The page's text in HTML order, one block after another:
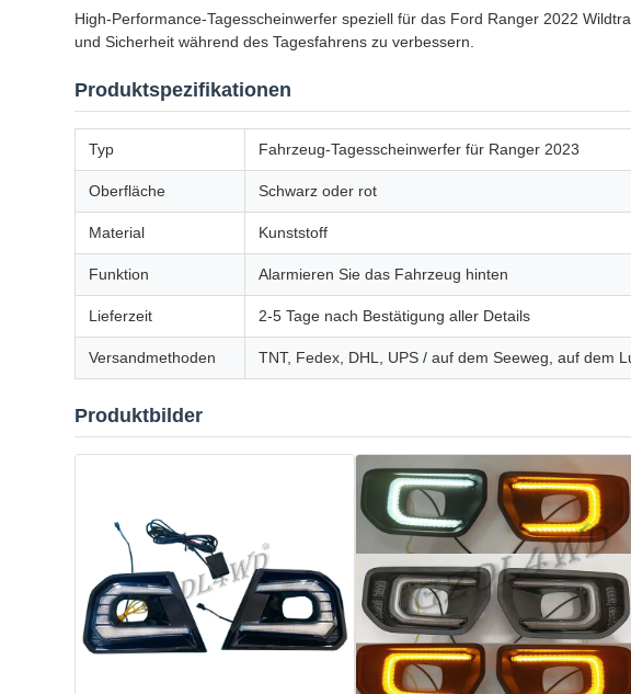
High-Performance-Tagesscheinwerfer speziell für das Ford Ranger 2022
und Sicherheit während des Tagesfahrens zu verbessern.
Produktspezifikationen
Typ Fahrzeug-Tagesscheinwerfer für Ranger 2023
Oberfläche Schwarz oder rot
Material Kunststoff
Funktion Alarmieren Sie das Fahrzeug hinten
Lieferzeit 2-5 Tage nach Bestätigung aller Details
Versandmethoden TNT, Fedex, DHL, UPS / auf dem Seeweg, auf dem
Produktbilder